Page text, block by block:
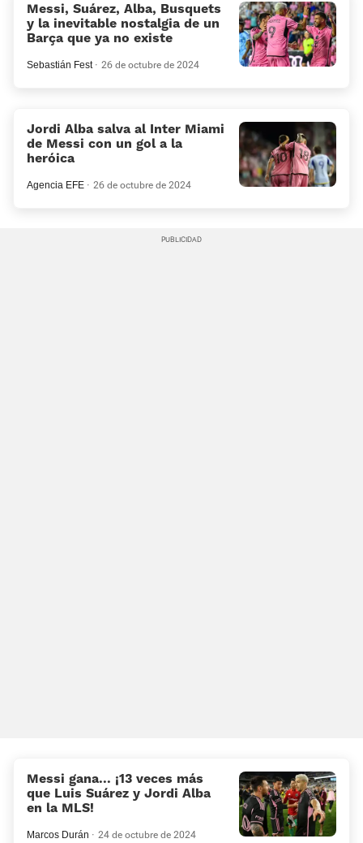
Messi, Suárez, Alba, Busquets
y la inevitable nostalgia de un
Barça que ya no existe
Sebastián Fest 26 de octubre de 2024
Jordi Alba salva al Inter Miami
de Messi con un gol a la
heróica
Agencia EFE 26 de octubre de 2024
Messi gana... ¡13 veces más
que Luis Suárez y Jordi Alba
en la MLS!
Marcos Durán 24 de octubre de 2024